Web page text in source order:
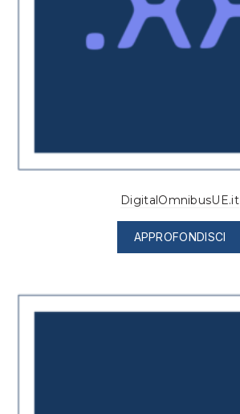
DigitalOmnibusUE.it
APPROFONDISCI